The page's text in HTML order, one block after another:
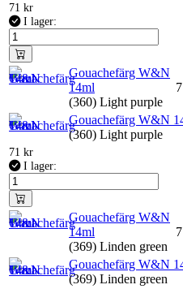
71 kr
I lager:
Gouachefärg W&N
14ml
(360) Light purple
Gouachefärg W&N
(360) Light purple
71 kr
I lager:
Gouachefärg W&N
14ml
(369) Linden green
Gouachefärg W&N
(369) Linden green